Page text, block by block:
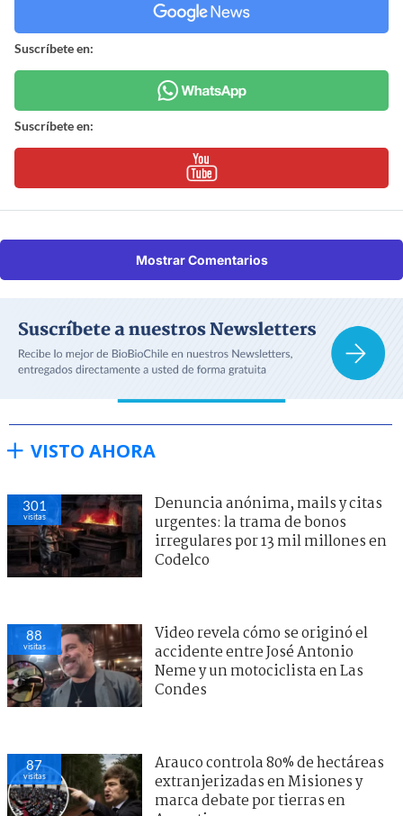
Suscríbete en:
Suscríbete en:
Mostrar Comentarios
VISTO AHORA
301
visitas
Denuncia anónima, mails y citas
urgentes: la trama de bonos
irregulares por 13 mil millones en
Codelco
88
visitas
Video revela cómo se originó el
accidente entre José Antonio
Neme y un motociclista en Las
Condes
87
visitas
Arauco controla 80% de hectáreas
extranjerizadas en Misiones y
marca debate por tierras en